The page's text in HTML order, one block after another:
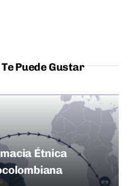
Puede Gustar
Étnica